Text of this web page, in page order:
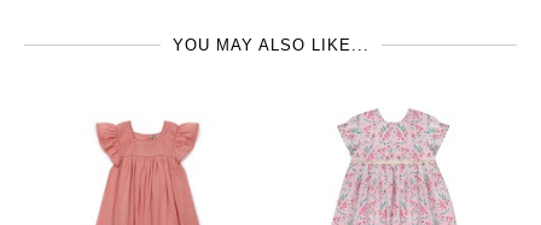
YOU MAY ALSO LIKE...